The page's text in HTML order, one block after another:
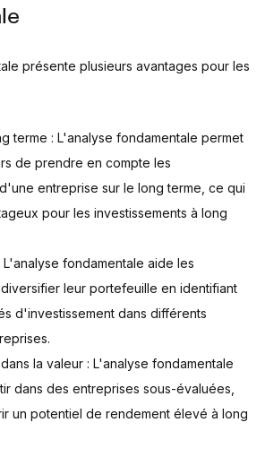
présente plusieurs avantages pour les
terme : L'analyse fondamentale permet
de prendre en compte les
entreprise sur le long terme, ce qui
pour les investissements à long
fondamentale aide les
leur portefeuille en identifiant
d'investissement dans différents
la valeur : L'analyse fondamentale
dans des entreprises sous-évaluées,
un potentiel de rendement élevé à long